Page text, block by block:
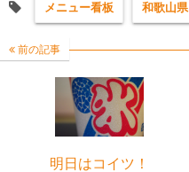
メニュー看板 和歌山県
前の記事
明日はコイツ！